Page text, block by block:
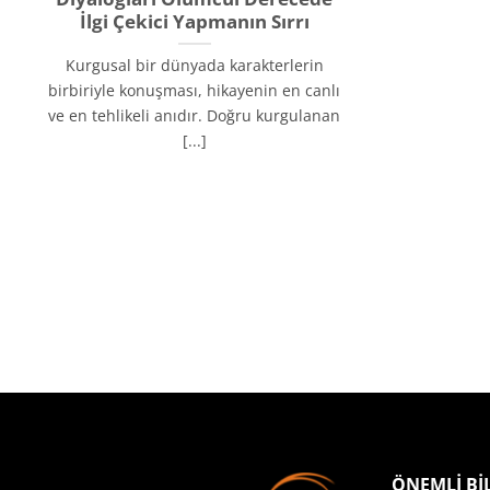
İlgi Çekici Yapmanın Sırrı
Kurgusal bir dünyada karakterlerin
birbiriyle konuşması, hikayenin en canlı
ve en tehlikeli anıdır. Doğru kurgulanan
[...]
ÖNEMLİ